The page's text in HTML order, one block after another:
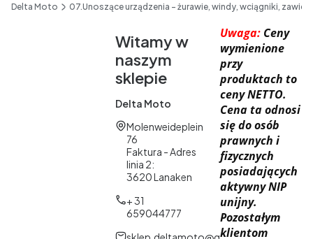
Delta Moto 07.Unoszące urządzenia - żurawie, windy, wciągniki,
Witamy w
naszym
sklepie
Delta Moto
Adres:
Molenweideplein
76
Faktura - Adres
linia 2:
3620 Lanaken
+ 31
659044777
Uwaga:Ceny
wymienione
przy
produktach to
ceny NETTO.
Cena ta odnosi
się do osób
prawnych i
fizycznych
posiadających
aktywny NIP
unijny.
Pozostałym
klientom